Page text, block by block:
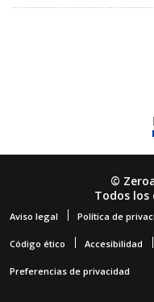
©
Todos los
Aviso legal Política de
Código ético Accesibilidad
Preferencias de privacidad